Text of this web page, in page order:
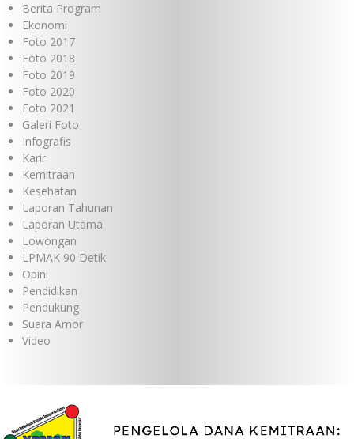
Berita Program
Ekonomi
Foto 2017
Foto 2018
Foto 2019
Foto 2020
Foto 2021
Galeri Foto
Infografis
Karir
Kemitraan
Kesehatan
Laporan Tahunan
Laporan Utama
Lowongan
LPMAK 90 Detik
Opini
Pendidikan
Pendukung
Suara Amor
Video